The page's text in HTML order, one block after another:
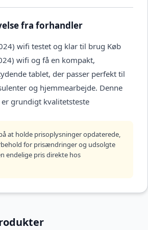
fra forhandler
wifi testet og klar til brug Køb
wifi og få en kompakt,
tablet, der passer perfekt til
og hjemmearbejde. Denne
grundigt kvalitetsteste
at holde prisoplysninger opdaterede,
for prisændringer og udsolgte
endelige pris direkte hos